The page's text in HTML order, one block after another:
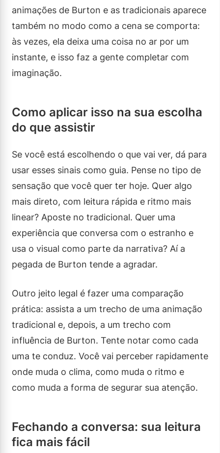
animações de Burton e as tradicionais aparece
também no modo como a cena se comporta:
às vezes, ela deixa uma coisa no ar por um
instante, e isso faz a gente completar com
imaginação.
Como aplicar isso na sua escolha
do que assistir
Se você está escolhendo o que vai ver, dá para
usar esses sinais como guia. Pense no tipo de
sensação que você quer ter hoje. Quer algo
mais direto, com leitura rápida e ritmo mais
linear? Aposte no tradicional. Quer uma
experiência que conversa com o estranho e
usa o visual como parte da narrativa? Aí a
pegada de Burton tende a agradar.
Outro jeito legal é fazer uma comparação
prática: assista a um trecho de uma animação
tradicional e, depois, a um trecho com
influência de Burton. Tente notar como cada
uma te conduz. Você vai perceber rapidamente
onde muda o clima, como muda o ritmo e
como muda a forma de segurar sua atenção.
Fechando a conversa: sua leitura
fica mais fácil